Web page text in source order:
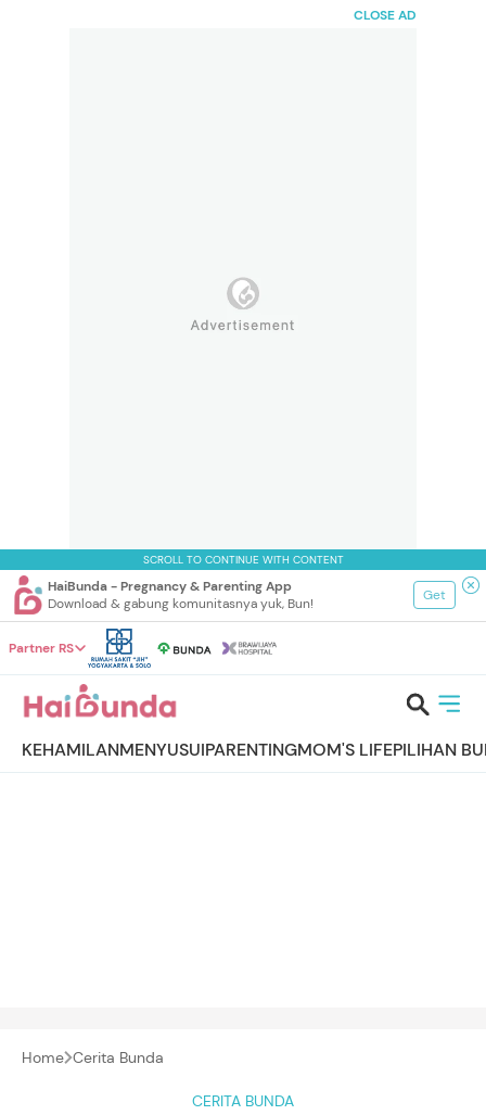
CLOSE AD
SCROLL TO CONTINUE WITH CONTENT
HaiBunda - Pregnancy & Parenting App
Download & gabung komunitasnya yuk, Bun!
Get
Partner RS
KEHAMILANMENYUSUIPARENTINGMOM'S LIFEPILIHAN
Home Cerita Bunda
CERITA BUNDA